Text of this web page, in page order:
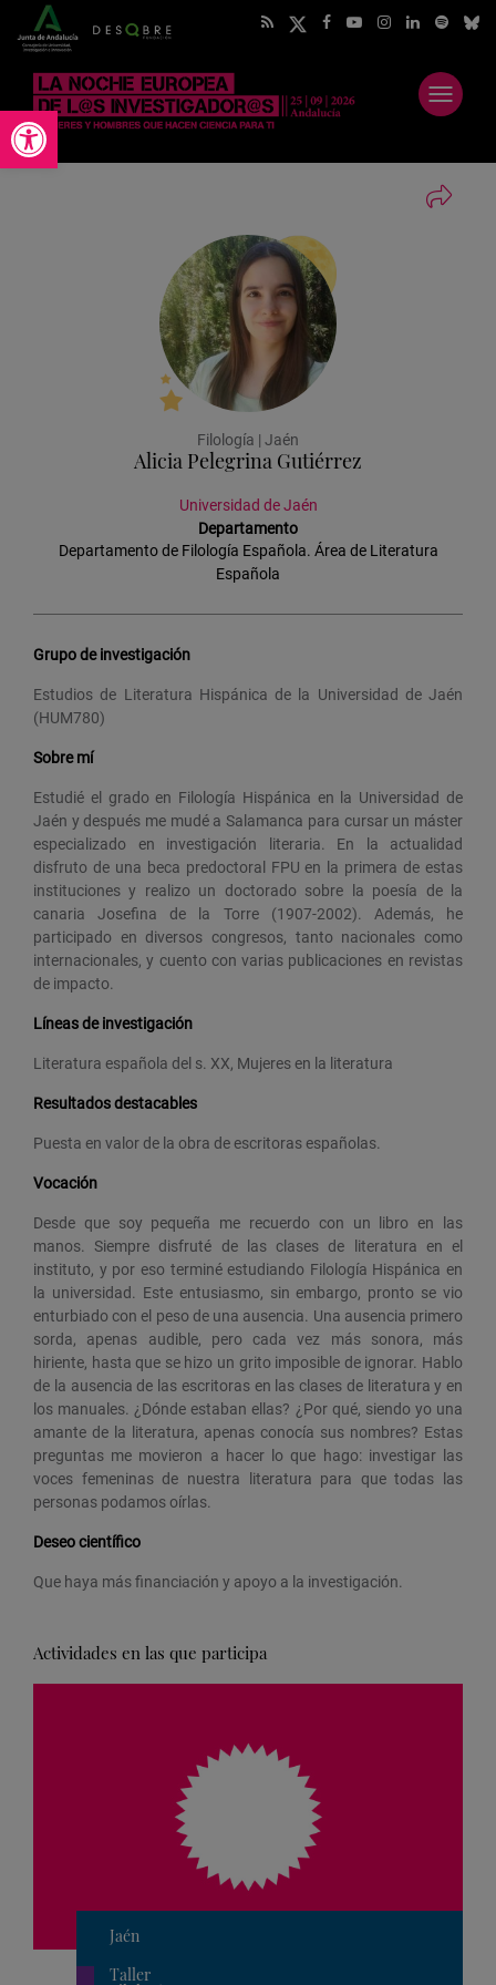
Abrir barra de herramientas
Abrir
menú
Filología | Jaén
Alicia Pelegrina Gutiérrez
Universidad de Jaén
Departamento
Departamento de Filología Española. Área de Literatura
Española
Grupo de investigación
Estudios de Literatura Hispánica de la Universidad de Jaén
(HUM780)
Sobre mí
Estudié el grado en Filología Hispánica en la Universidad de
Jaén y después me mudé a Salamanca para cursar un máster
especializado en investigación literaria. En la actualidad
disfruto de una beca predoctoral FPU en la primera de estas
instituciones y realizo un doctorado sobre la poesía de la
canaria Josefina de la Torre (1907-2002). Además, he
participado en diversos congresos, tanto nacionales como
internacionales, y cuento con varias publicaciones en revistas
de impacto.
Líneas de investigación
Literatura española del s. XX, Mujeres en la literatura
Resultados destacables
Puesta en valor de la obra de escritoras españolas.
Vocación
Desde que soy pequeña me recuerdo con un libro en las
manos. Siempre disfruté de las clases de literatura en el
instituto, y por eso terminé estudiando Filología Hispánica en
la universidad. Este entusiasmo, sin embargo, pronto se vio
enturbiado con el peso de una ausencia. Una ausencia primero
sorda, apenas audible, pero cada vez más sonora, más
hiriente, hasta que se hizo un grito imposible de ignorar. Hablo
de la ausencia de las escritoras en las clases de literatura y en
los manuales. ¿Dónde estaban ellas? ¿Por qué, siendo yo una
amante de la literatura, apenas conocía sus nombres? Estas
preguntas me movieron a hacer lo que hago: investigar las
voces femeninas de nuestra literatura para que todas las
personas podamos oírlas.
Deseo científico
Que haya más financiación y apoyo a la investigación.
Actividades en las que participa
Jaén
Taller